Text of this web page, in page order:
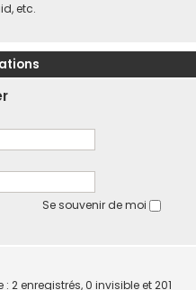
etc.
Se souvenir de moi
2 enregistrés, 0 invisible et 201